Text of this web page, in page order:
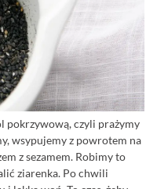
pokrzywową, czyli prażymy
wsypujemy z powrotem na
z sezamem. Robimy to
ziarenka. Po chwili